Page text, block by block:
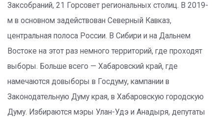
Заксобраний, 21 Горсовет региональных столиц. В 2019-
м в основном задействован Северный Кавказ,
центральная полоса России. В Сибири и на Дальнем
Востоке на этот раз немного территорий, где проходят
выборы. Больше всего — Хабаровский край, где
намечаются довыборы в Госдуму, кампании в
Законодательную Думу края, в Хабаровскую городскую
Думу. Избираются мэры Улан-Удэ и Анадыря, депутаты